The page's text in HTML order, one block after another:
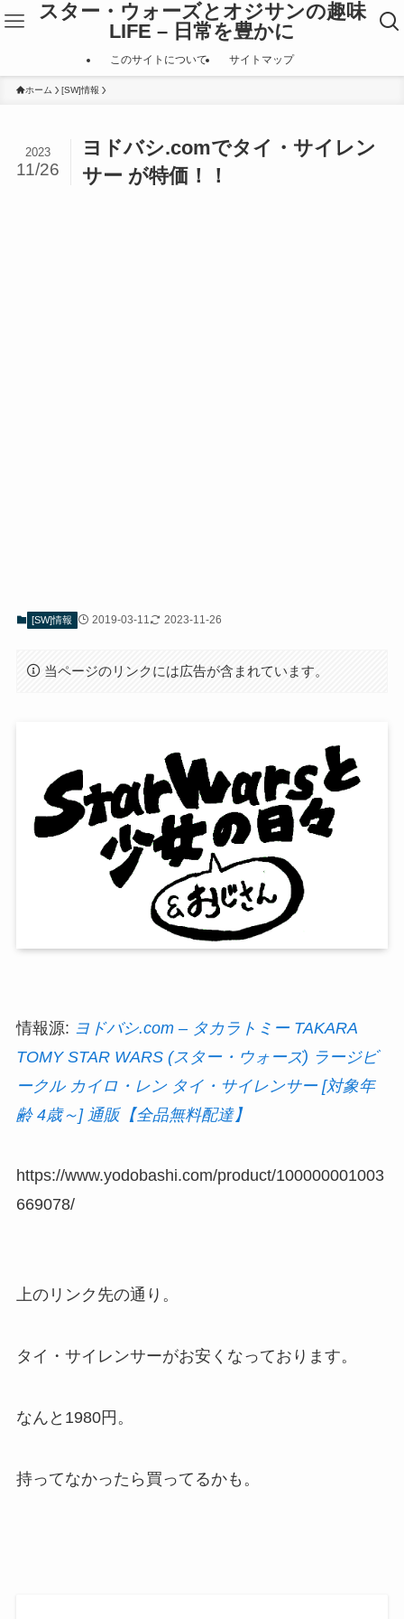
スター・ウォーズとオジサンの趣味
LIFE – 日常を豊かに
このサイトについて サイトマップ
ホーム [SW]情報
ヨドバシ.comでタイ・サイレン
サー が特価！！
2023
11/26
[SW]情報 2019-03-11 2023-11-26
当ページのリンクには広告が含まれています。
情報源: ヨドバシ.com – タカラトミー TAKARA
TOMY STAR WARS (スター・ウォーズ) ラージビ
ークル カイロ・レン タイ・サイレンサー [対象年
齢 4歳～] 通販【全品無料配達】
https://www.yodobashi.com/product/100000001003
669078/
上のリンク先の通り。
タイ・サイレンサーがお安くなっております。
なんと1980円。
持ってなかったら買ってるかも。